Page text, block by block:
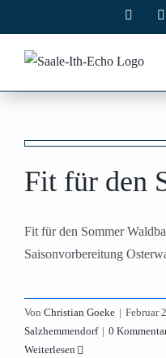
Inhalt
springen
Fit für den
Fit für den Sommer
Saisonvorbereitung
Von Christian Goeke | Februar
Salzhemmendorf | 0
Weiterlesen